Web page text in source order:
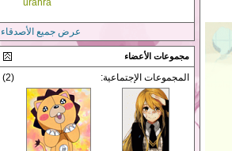
urahra
عرض جميع الأصدقاء
مجموعات الأعضاء
(2) المجموعات الإجتماعية: